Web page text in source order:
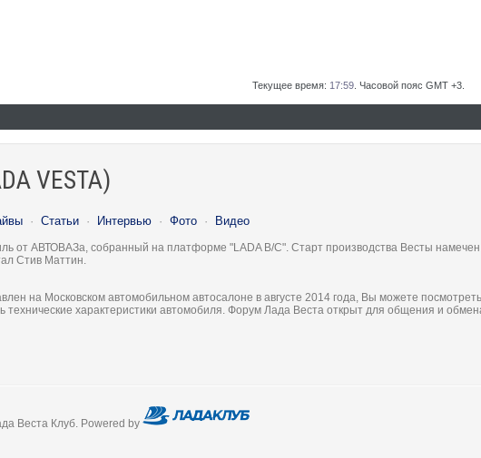
Текущее время: 17:59 . Часовой пояс GMT +3.
VESTA)
· Статьи · Интервью · Фото · Видео
от АВТОВАЗа, собранный на платформе "LADA B/C". Старт производства Весты намечен
Стив Маттин.
на Московском автомобильном автосалоне в августе 2014 года, Вы можете
технические характеристики автомобиля. Форум Лада Веста открыт для общения и
Веста Клуб. Powered by